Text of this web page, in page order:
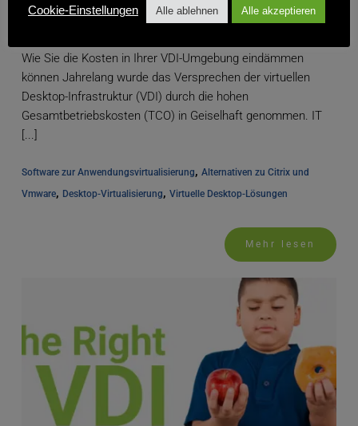
Wie Sie die Kosten in Ihrer VDI-Umgebung eindämmen
können Jahrelang wurde das Versprechen der virtuellen
Desktop-Infrastruktur (VDI) durch die hohen
Gesamtbetriebskosten (TCO) in Geiselhaft genommen. IT
[...]
Software zur Anwendungsvirtualisierung, Alternativen zu Citrix und
Vmware, Desktop-Virtualisierung, Virtuelle Desktop-Lösungen
Mehr lesen
Cookie-Einstellungen Alle ablehnen Alle akzeptieren